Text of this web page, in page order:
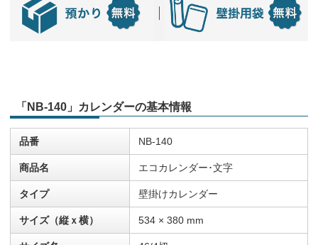
「NB-140」カレンダーの基本情報
品番 NB-140
商品名 エコカレンダー･文字
タイプ 壁掛けカレンダー
サイズ（縦ｘ横） 534 × 380 mm